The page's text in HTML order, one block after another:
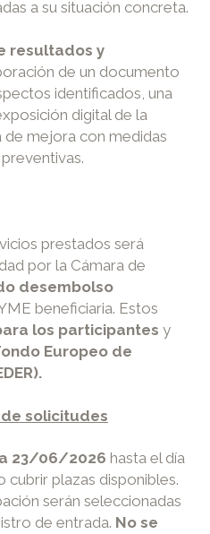
a su situación concreta.
resultados y
de un documento
identificados, una
digital de la
mejora con medidas
prestados será
por la Cámara de
desembolso
beneficiaria. Estos
los participantes y
Europeo de
solicitudes
23/06/2026 hasta el día
cubrir plazas disponibles.
serán seleccionadas
de entrada. No se